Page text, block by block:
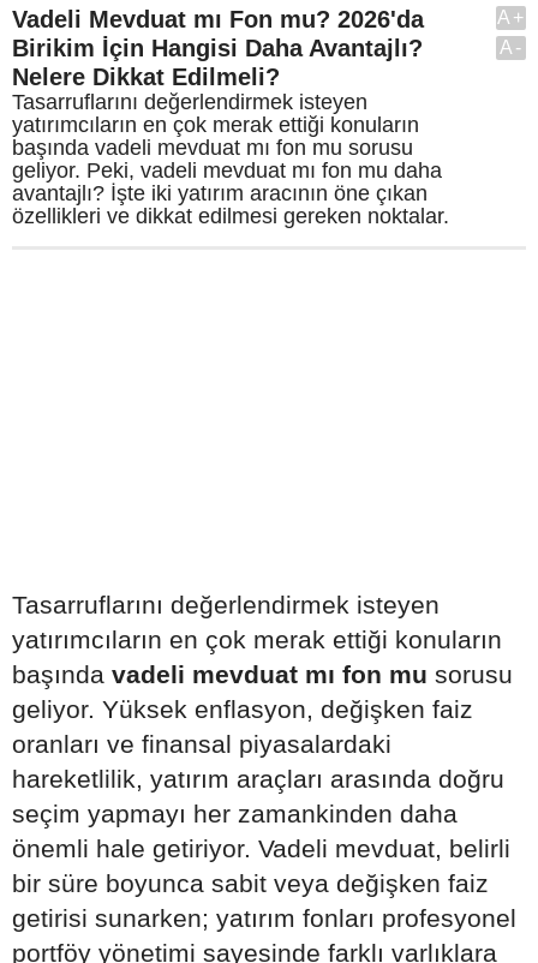
Vadeli Mevduat mı Fon mu? 2026'da
Birikim İçin Hangisi Daha Avantajlı?
Nelere Dikkat Edilmeli?
Tasarruflarını değerlendirmek isteyen
yatırımcıların en çok merak ettiği konuların
başında vadeli mevduat mı fon mu sorusu
geliyor. Peki, vadeli mevduat mı fon mu daha
avantajlı? İşte iki yatırım aracının öne çıkan
özellikleri ve dikkat edilmesi gereken noktalar.
A+
A-
Tasarruflarını değerlendirmek isteyen
yatırımcıların en çok merak ettiği konuların
başında vadeli mevduat mı fon mu sorusu
geliyor. Yüksek enflasyon, değişken faiz
oranları ve finansal piyasalardaki
hareketlilik, yatırım araçları arasında doğru
seçim yapmayı her zamankinden daha
önemli hale getiriyor. Vadeli mevduat, belirli
bir süre boyunca sabit veya değişken faiz
getirisi sunarken; yatırım fonları profesyonel
portföy yönetimi sayesinde farklı varlıklara